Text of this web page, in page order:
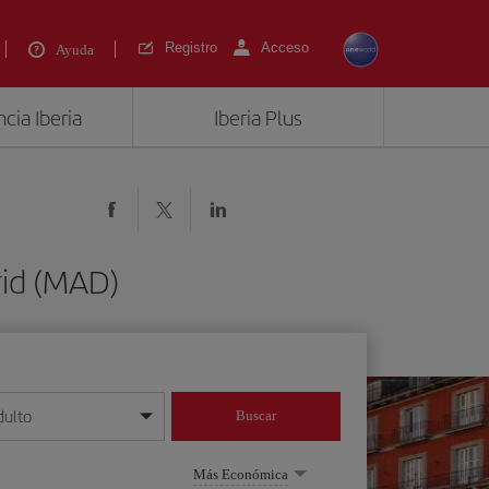
Ayuda Registro Acceso
Iberia Iberia Plus
(MAD)
mes/año
Buscar
Más Económica